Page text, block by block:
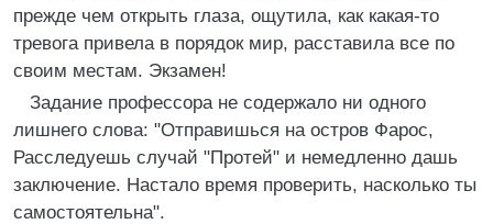
прежде чем открыть глаза, ощутила, как какая-то
тревога привела в порядок мир, расставила все по
своим местам. Экзамен!
Задание профессора не содержало ни одного
лишнего слова: "Отправишься на остров Фарос,
Расследуешь случай "Протей" и немедленно дашь
заключение. Настало время проверить, насколько ты
самостоятельна".